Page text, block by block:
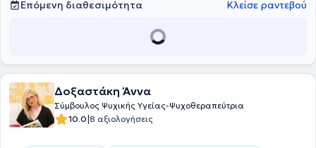
Επόμενη διαθεσιμότητα
Κλείσε ραντεβού
Δοξαστάκη Άννα
Σύμβουλος Ψυχικής Υγείας-Ψυχοθεραπεύτρια
10.0|8 αξιολογήσεις